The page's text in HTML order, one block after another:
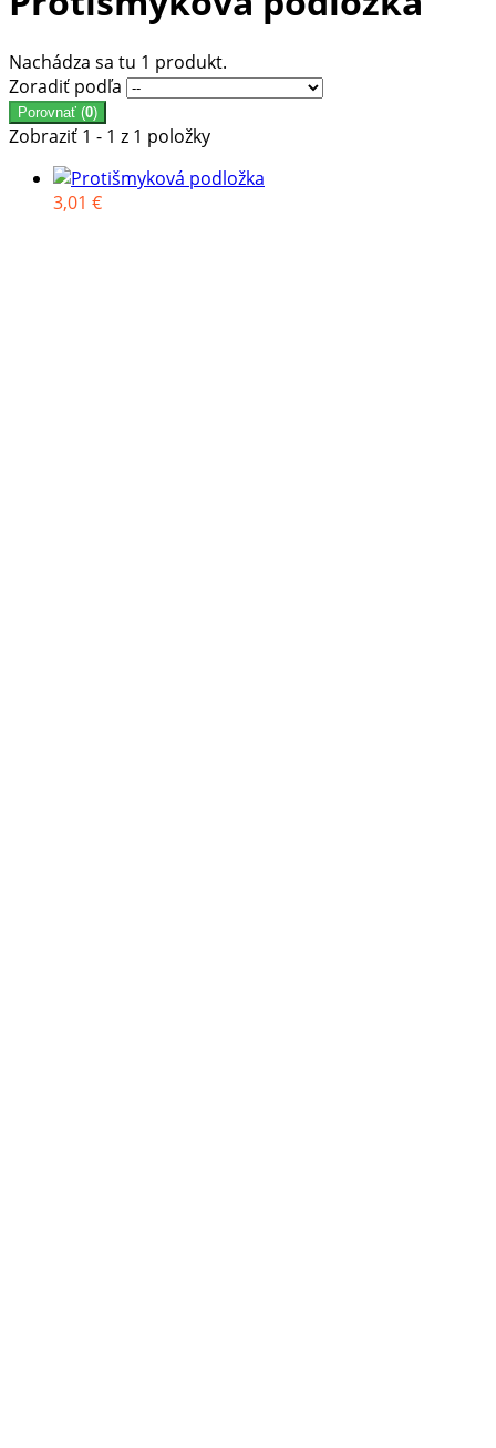
Nachádza sa tu 1 produkt.
Zoradiť podľa
Porovnať (0)
Zobraziť 1 - 1 z 1 položky
3,01 €